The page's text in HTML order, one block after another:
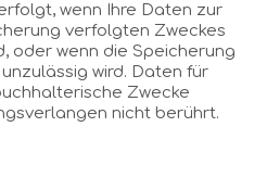
wenn Ihre Daten zur
verfolgten Zweckes
oder wenn die Speicherung
wird. Daten für
Zwecke
nicht berührt.